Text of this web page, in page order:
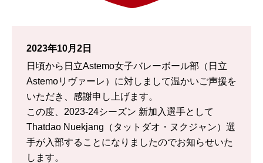
2023年10月2日
日頃から日立Astemo女子バレーボール部（日立
Astemoリヴァーレ）に対しまして温かいご声援を
いただき、感謝申し上げます。
この度、2023-24シーズン 新加入選手として
Thatdao Nuekjang（タットダオ・ヌクジャン）選
手が入部することになりましたのでお知らせいた
します。